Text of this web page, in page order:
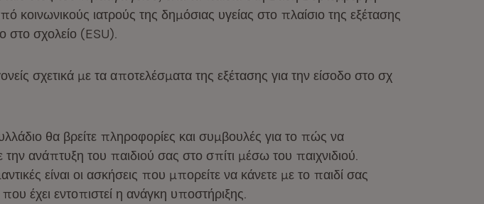
κοινωνικούς ιατρούς της δημόσιας υγείας στο πλαίσιο της εξέτασης
στο σχολείο (ESU).
σχετικά με τα αποτελέσματα της εξέτασης για την είσοδο στο σχ
θα βρείτε πληροφορίες και συμβουλές για το πώς να
την ανάπτυξη του παιδιού σας στο σπίτι μέσω του παιχνιδιού.
είναι οι ασκήσεις που μπορείτε να κάνετε με το παιδί σας
έχει εντοπιστεί η ανάγκη υποστήριξης.